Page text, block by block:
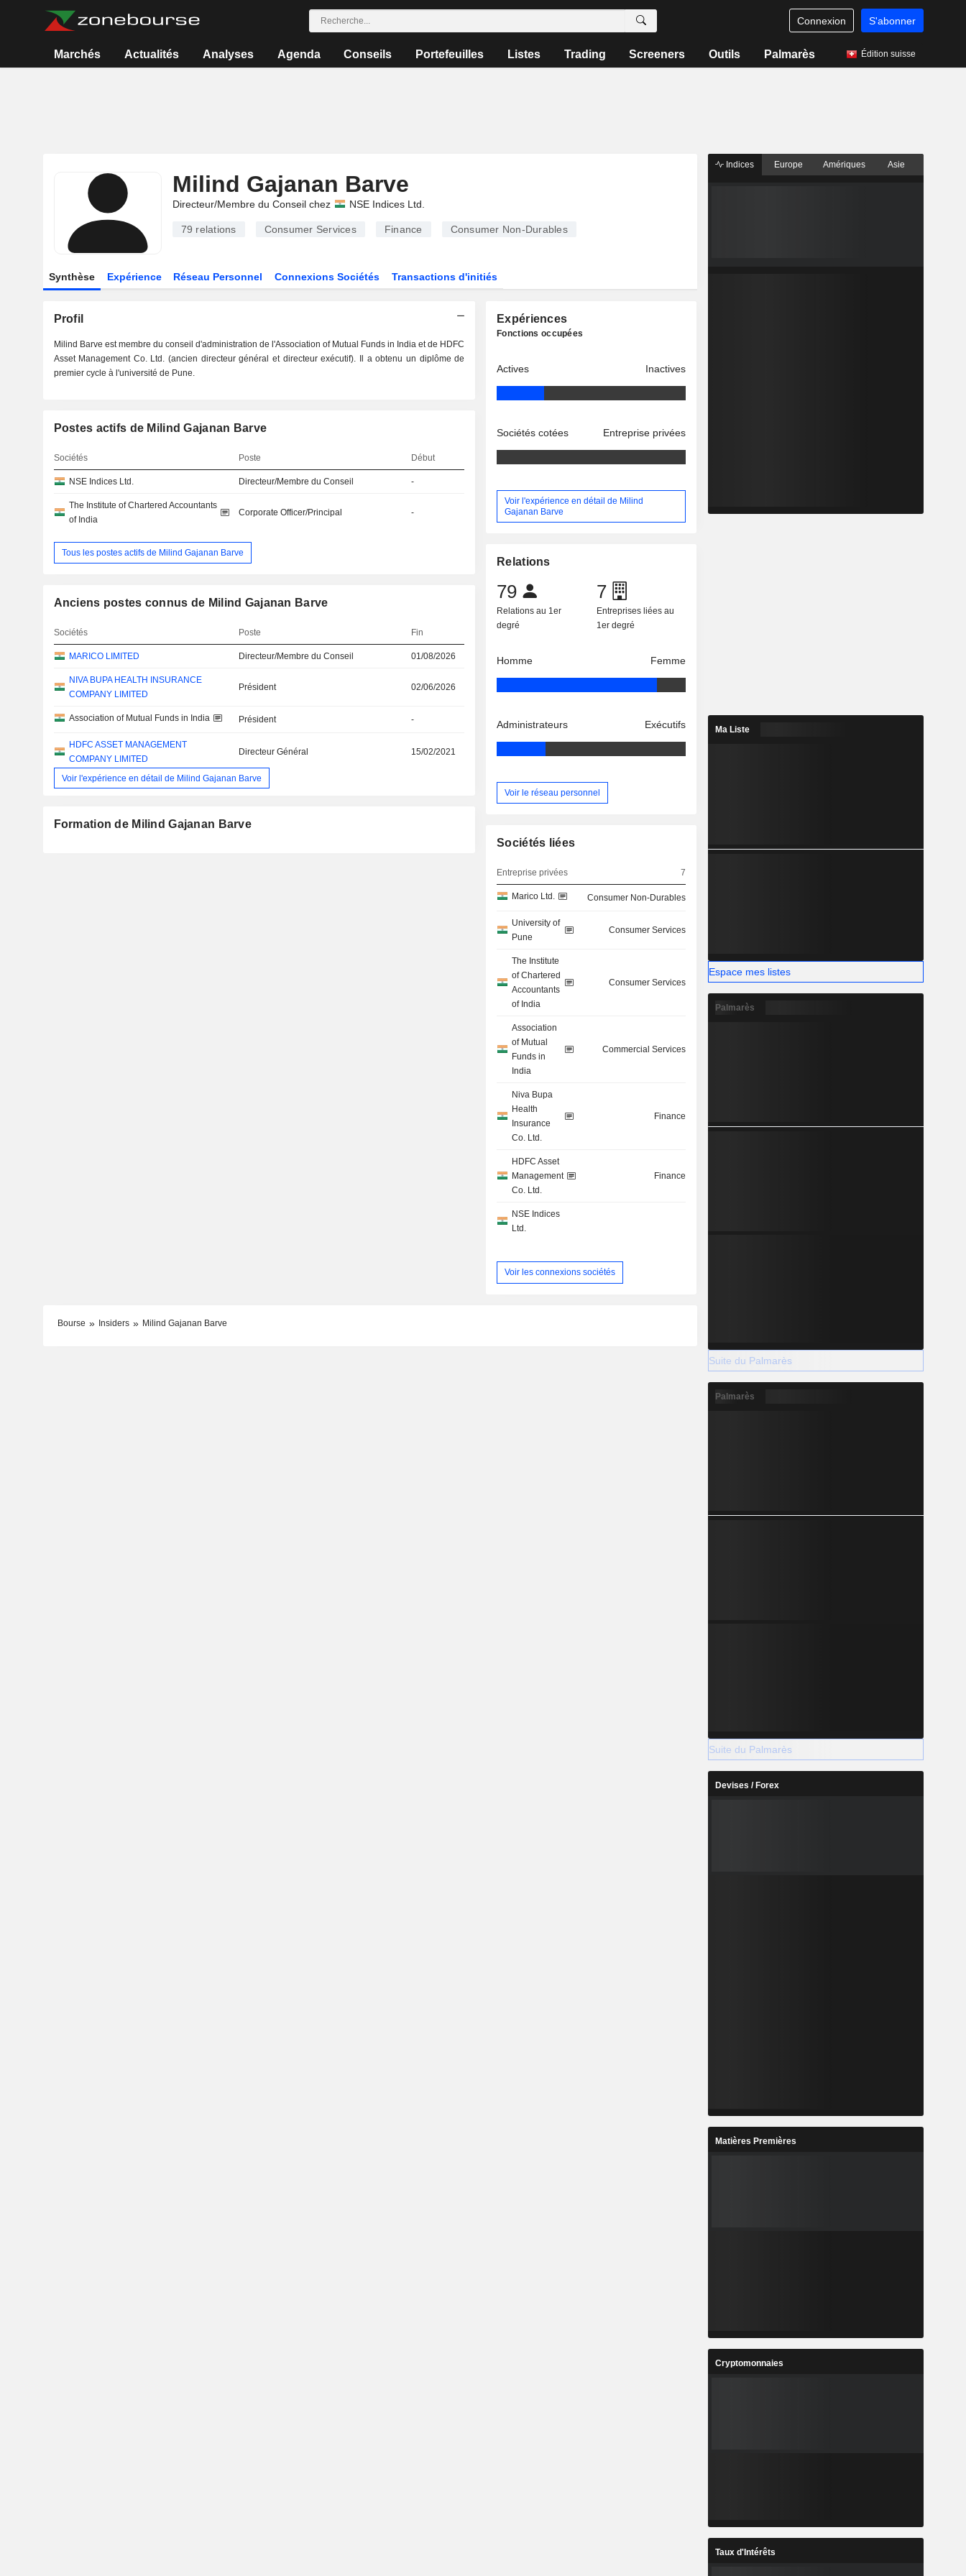
Connexion S'abonner
Marchés Actualités Analyses Agenda Conseils Portefeuilles Listes Trading Screeners Outils Palmarès Édition suisse
Milind Gajanan Barve
Directeur/Membre du Conseil chez NSE Indices Ltd.
79 relations Consumer Services Finance Consumer Non-Durables
Synthèse Expérience Réseau Personnel Connexions Sociétés Transactions d'initiés
Profil
Milind Barve est membre du conseil d'administration de l'Association of Mutual Funds in India et de HDFC
Asset Management Co. Ltd. (ancien directeur général et directeur exécutif). Il a obtenu un diplôme de
premier cycle à l'université de Pune.
Postes actifs de Milind Gajanan Barve
Sociétés Poste Début
NSE Indices Ltd. Directeur/Membre du Conseil -
The Institute of Chartered Accountants
of India
Corporate Officer/Principal -
Tous les postes actifs de Milind Gajanan Barve
Anciens postes connus de Milind Gajanan Barve
Sociétés Poste Fin
MARICO LIMITED Directeur/Membre du Conseil 01/08/2026
NIVA BUPA HEALTH INSURANCE
COMPANY LIMITED
Président 02/06/2026
Association of Mutual Funds in India Président -
HDFC ASSET MANAGEMENT
COMPANY LIMITED
Directeur Général 15/02/2021
Voir l'expérience en détail de Milind Gajanan Barve
Formation de Milind Gajanan Barve
Expériences
Fonctions occupées
Actives Inactives
Sociétés cotées Entreprise privées
Voir l'expérience en détail de Milind
Gajanan Barve
Relations
79
Relations au 1er
degré
7
Entreprises liées au
1er degré
Homme Femme
Administrateurs Exécutifs
Voir le réseau personnel
Sociétés liées
Entreprise privées 7
Marico Ltd. Consumer Non-Durables
University of
Pune
Consumer Services
The Institute
of Chartered
Accountants
of India
Consumer Services
Association
of Mutual
Funds in
India
Commercial Services
Niva Bupa
Health
Insurance
Co. Ltd.
Finance
HDFC Asset
Management
Co. Ltd.
Finance
NSE Indices
Ltd.
Voir les connexions sociétés
Bourse Insiders Milind Gajanan Barve
Indices Europe Amériques Asie
Ma Liste
Espace mes listes
Palmarès
Suite du Palmarès
Palmarès
Suite du Palmarès
Devises / Forex
Matières Premières
Cryptomonnaies
Taux d'Intérêts